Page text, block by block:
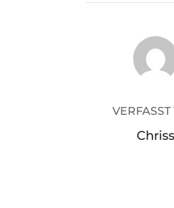
VERFASST
Chriss